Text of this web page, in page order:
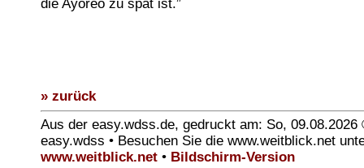
die Ayoreo zu spät ist.”
» zurück
Aus der easy.wdss.de, gedruckt am: So, 09.08.2026
easy.wdss • Besuchen Sie die www.weitblick.net
www.weitblick.net • Bildschirm-Version